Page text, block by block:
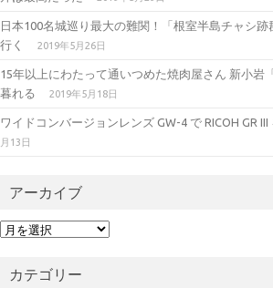
日本100名城巡り最大の難関！「根室半島チャシ跡
行く
2019年5月26日
15年以上にわたって通いつめた焼肉屋さん 新小岩
暮れる
2019年5月18日
ワイドコンバージョンレンズ GW-4 で RICOH GR
月13日
アーカイブ
ア
イカテゴリー